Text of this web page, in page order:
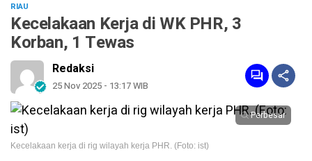
RIAU
Kecelakaan Kerja di WK PHR, 3
Korban, 1 Tewas
Redaksi
25 Nov 2025 - 13:17 WIB
Perbesar
Kecelakaan kerja di rig wilayah kerja PHR. (Foto: ist)